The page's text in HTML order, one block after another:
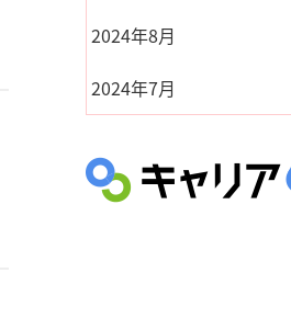
2024年8月
2024年7月